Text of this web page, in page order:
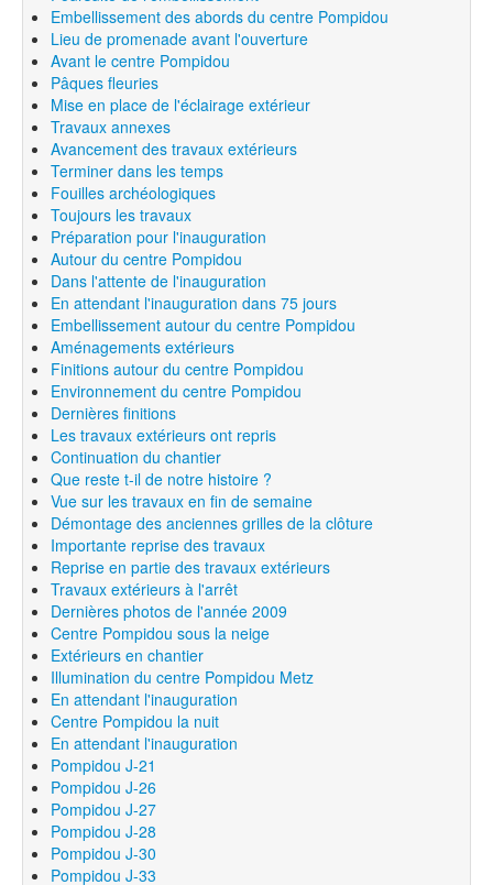
Embellissement des abords du centre Pompidou
Lieu de promenade avant l'ouverture
Avant le centre Pompidou
Pâques fleuries
Mise en place de l'éclairage extérieur
Travaux annexes
Avancement des travaux extérieurs
Terminer dans les temps
Fouilles archéologiques
Toujours les travaux
Préparation pour l'inauguration
Autour du centre Pompidou
Dans l'attente de l'inauguration
En attendant l'inauguration dans 75 jours
Embellissement autour du centre Pompidou
Aménagements extérieurs
Finitions autour du centre Pompidou
Environnement du centre Pompidou
Dernières finitions
Les travaux extérieurs ont repris
Continuation du chantier
Que reste t-il de notre histoire ?
Vue sur les travaux en fin de semaine
Démontage des anciennes grilles de la clôture
Importante reprise des travaux
Reprise en partie des travaux extérieurs
Travaux extérieurs à l'arrêt
Dernières photos de l'année 2009
Centre Pompidou sous la neige
Extérieurs en chantier
Illumination du centre Pompidou Metz
En attendant l'inauguration
Centre Pompidou la nuit
En attendant l'inauguration
Pompidou J-21
Pompidou J-26
Pompidou J-27
Pompidou J-28
Pompidou J-30
Pompidou J-33